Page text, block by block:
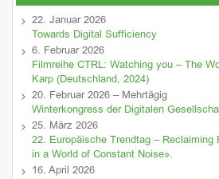
22. Januar 2026
Towards Digital Sufficiency
6. Februar 2026
Filmreihe CTRL: Watching you – The
Karp (Deutschland, 2024)
20. Februar 2026 – Mehrtägig
Winterkongress der Digitalen
25. März 2026
22. Europäische Trendtag – Reclaiming
in a World of Constant Noise».
16. April 2026